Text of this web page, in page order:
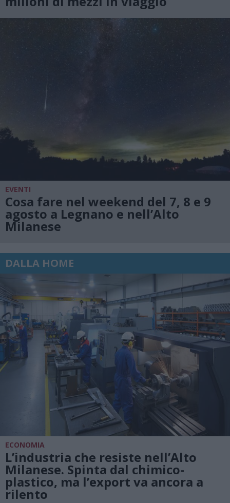
EVENTI
Cosa fare nel weekend del 7, 8 e 9
agosto a Legnano e nell’Alto
Milanese
DALLA HOME
ECONOMIA
L’industria che resiste nell’Alto
Milanese. Spinta dal chimico-
plastico, ma l’export va ancora a
rilento